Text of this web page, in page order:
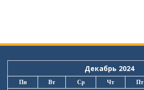
Декабрь 2024
Пн Вт Ср Чт Пт